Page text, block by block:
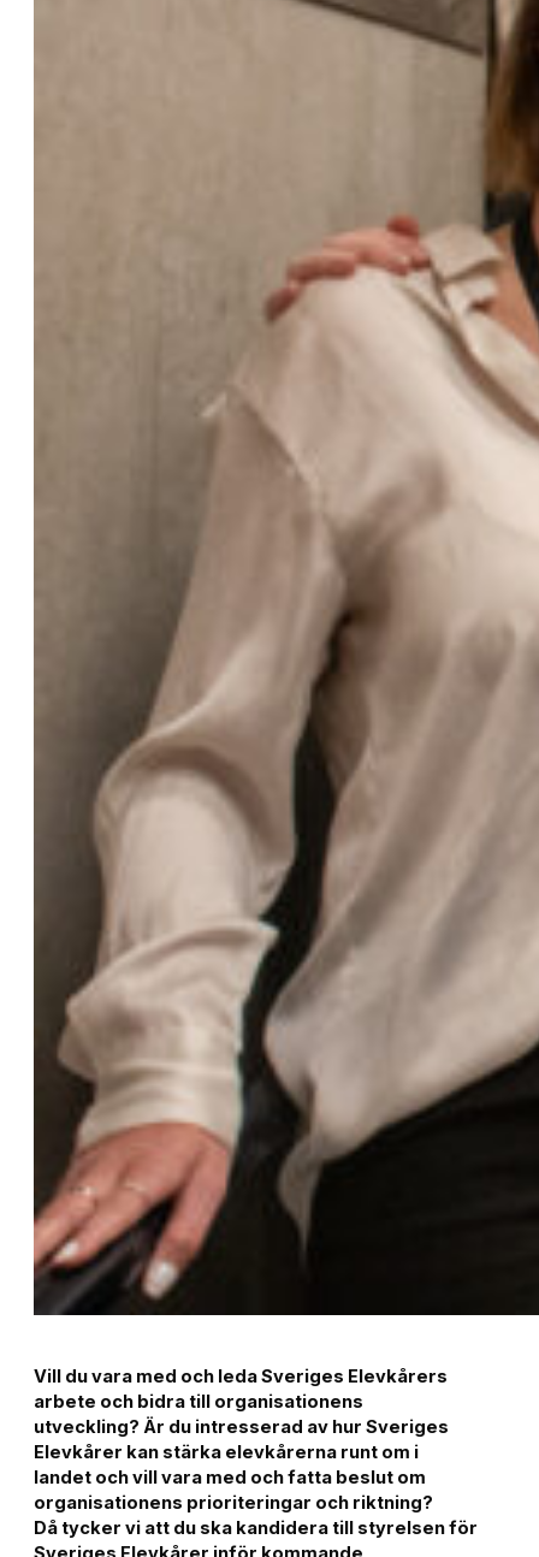
Vill du vara med och leda Sveriges Elevkårers
arbete och bidra till organisationens
utveckling? Är du intresserad av hur Sveriges
Elevkårer kan stärka elevkårerna runt om i
landet och vill vara med och fatta beslut om
organisationens prioriteringar och riktning?
Då tycker vi att du ska kandidera till styrelsen för